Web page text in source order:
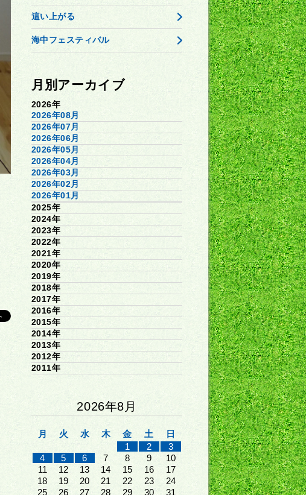
這い上がる
海中フェスティバル
月別アーカイブ
2026年
2026年08月
2026年07月
2026年06月
2026年05月
2026年04月
2026年03月
2026年02月
2026年01月
2025年
2024年
2023年
2022年
2021年
2020年
2019年
2018年
2017年
2016年
2015年
2014年
2013年
2012年
2011年
2026年8月
月 火 水 木 金 土
日
1
2
3
4
5 6 7 8 9
10
11
12 13 14 15 16
17
18
19 20 21 22 23
24
25
26 27 28 29 30 31